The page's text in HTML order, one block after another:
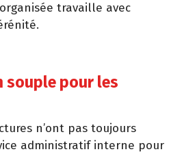
travaille avec
souple pour les
n’ont pas toujours
administratif interne pour